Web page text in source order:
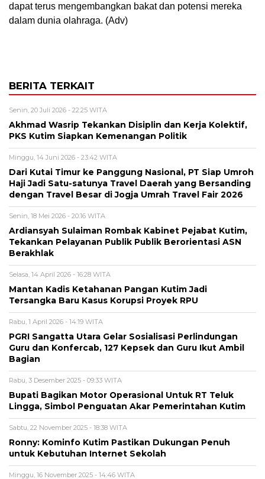
dapat terus mengembangkan bakat dan potensi mereka
dalam dunia olahraga. (Adv)
BERITA TERKAIT
Senin, 20 Juli 2026 - 22:25 WITA
Akhmad Wasrip Tekankan Disiplin dan Kerja Kolektif,
PKS Kutim Siapkan Kemenangan Politik
Minggu, 14 Juni 2026 - 23:42 WITA
Dari Kutai Timur ke Panggung Nasional, PT Siap Umroh
Haji Jadi Satu-satunya Travel Daerah yang Bersanding
dengan Travel Besar di Jogja Umrah Travel Fair 2026
Senin, 18 Mei 2026 - 20:16 WITA
Ardiansyah Sulaiman Rombak Kabinet Pejabat Kutim,
Tekankan Pelayanan Publik Publik Berorientasi ASN
Berakhlak
Selasa, 14 April 2026 - 16:28 WITA
Mantan Kadis Ketahanan Pangan Kutim Jadi
Tersangka Baru Kasus Korupsi Proyek RPU
Rabu, 1 April 2026 - 14:19 WITA
PGRI Sangatta Utara Gelar Sosialisasi Perlindungan
Guru dan Konfercab, 127 Kepsek dan Guru Ikut Ambil
Bagian
Rabu, 3 Desember 2025 - 09:33 WITA
Bupati Bagikan Motor Operasional Untuk RT Teluk
Lingga, Simbol Penguatan Akar Pemerintahan Kutim
Sabtu, 22 November 2025 - 18:38 WITA
Ronny: Kominfo Kutim Pastikan Dukungan Penuh
untuk Kebutuhan Internet Sekolah
Minggu, 16 November 2025 - 14:46 WITA